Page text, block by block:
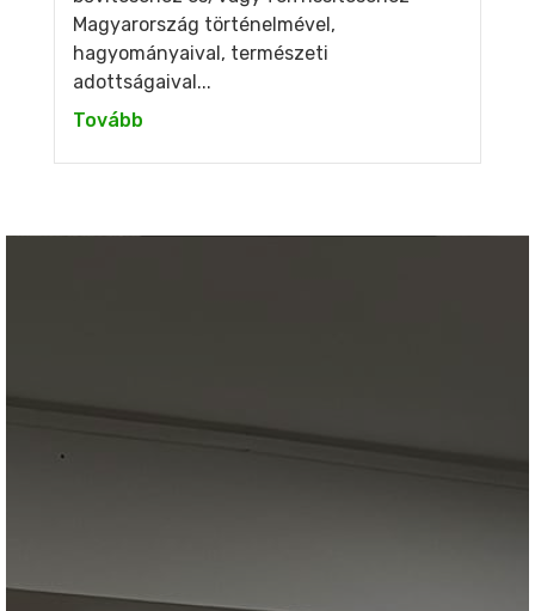
Magyarország történelmével,
hagyományaival, természeti
adottságaival...
Tovább